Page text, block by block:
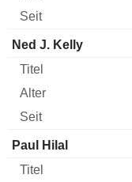
Ned J. Kelly
Paul Hilal